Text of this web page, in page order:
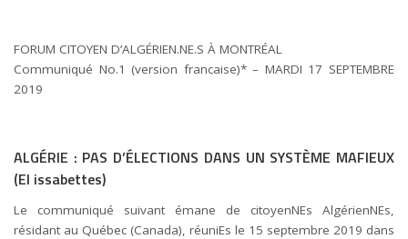
FORUM CITOYEN D’ALGÉRIEN.NE.S À MONTRÉAL
Communiqué No.1 (version francaise)* – MARDI 17 SEPTEMBRE
2019
ALGÉRIE : PAS D’ÉLECTIONS DANS UN SYSTÈME MAFIEUX
(El issabettes)
Le communiqué suivant émane de citoyenNEs AlgérienNEs,
résidant au Québec (Canada), réuniEs le 15 septembre 2019 dans